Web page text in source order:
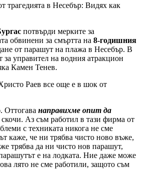
трагедията в Несебър: Видях как
потвърди мерките за
обвинени за смъртта на 8-годишния
от парашут на плажа в Несебър. В
за управител на водния атракцион
Камен Тенев.
Раев все още е в шок от
Оттогава направихме опит да
скочи. Аз съм работил в тази фирма от
с техниката никога не сме
каже, че ни трябва чисто ново въже,
трябва да ни чисто нов парашут,
е на лодката. Ние даже може
лято не сме работили, защото съм